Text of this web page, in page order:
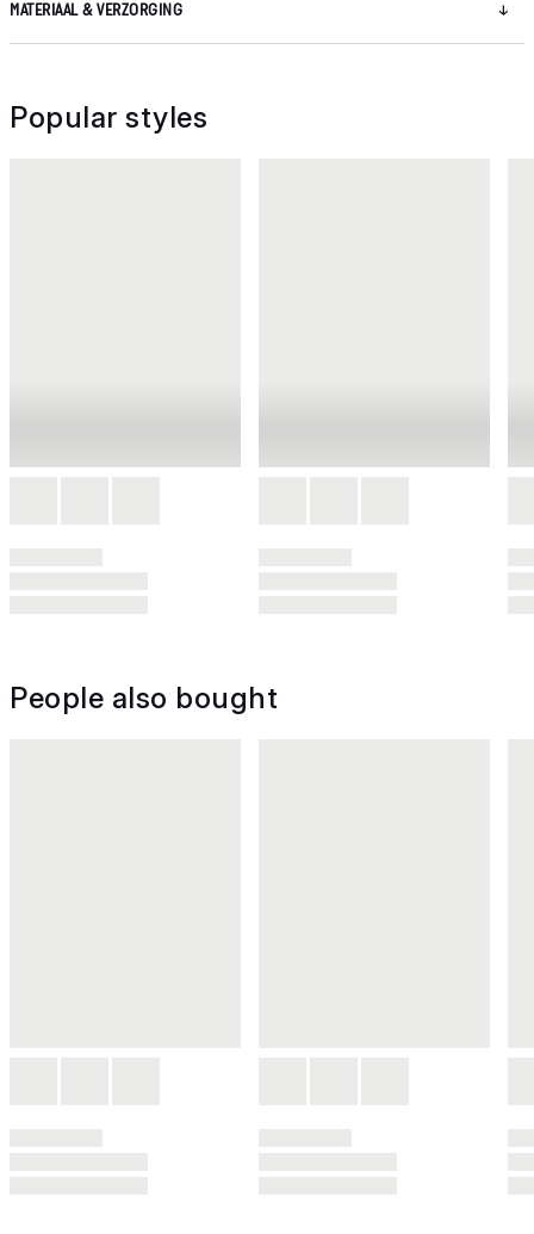
MATERIAAL & VERZORGING
Popular styles
People also bought